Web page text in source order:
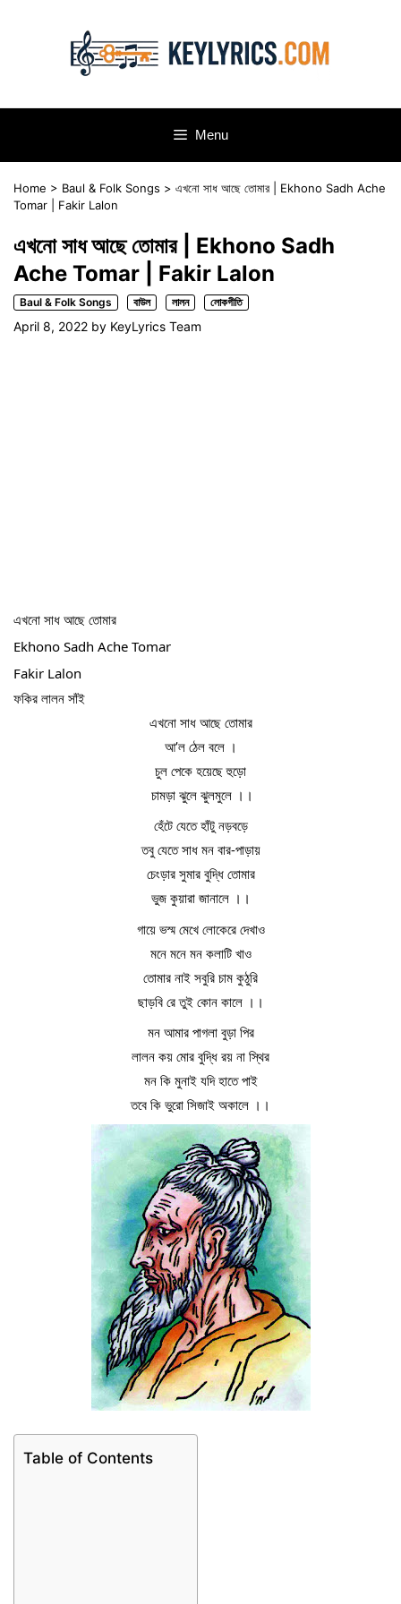
Menu
Home > Baul & Folk Songs > এখনো সাধ আছে তোমার | Ekhono Sadh Ache
Tomar | Fakir Lalon
এখনো সাধ আছে তোমার | Ekhono Sadh
Ache Tomar | Fakir Lalon
Baul & Folk Songs বাউল লালন লোকগীতি
April 8, 2022 by KeyLyrics Team
এখনো সাধ আছে তোমার
Ekhono Sadh Ache Tomar
Fakir Lalon
ফকির লালন সাঁই
এখনো সাধ আছে তোমার
আ’ল ঠেল বলে ।
চুল পেকে হয়েছে হুড়ো
চামড়া ঝুলে ঝুলমুলে ।।
হেঁটে যেতে হাঁটু নড়বড়ে
তবু যেতে সাধ মন বার-পাড়ায়
চেংড়ার সুমার বুদ্ধি তোমার
ভুজ কুয়ারা জানালে ।।
গায়ে ভস্ম মেখে লোকেরে দেখাও
মনে মনে মন কলাটি খাও
তোমার নাই সবুরি চাম কুঠুরি
ছাড়বি রে তুই কোন কালে ।।
মন আমার পাগলা বুড়া পির
লালন কয় মোর বুদ্ধি রয় না স্থির
মন কি মুনাই যদি হাতে পাই
তবে কি ভুরো সিজাই অকালে ।।
Table of Contents